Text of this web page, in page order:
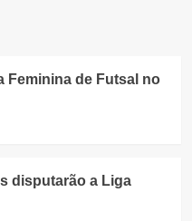
Feminina de Futsal no
disputarão a Liga